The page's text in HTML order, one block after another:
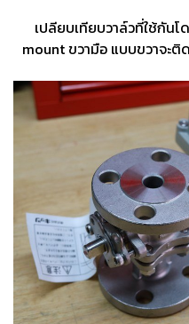
เปลียบเทียบวาล์วที่ใช้กัน
mount ขวามือ แบบขวาจะติ